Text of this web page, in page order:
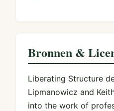
Bronnen &
Liberating Structure
Lipmanowicz and
into the work of